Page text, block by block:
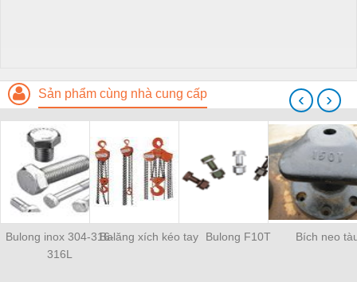
Sản phẩm cùng nhà cung cấp
Bulong inox 304-316-
316L
Balăng xích kéo tay Bulong F10T Bích neo
‹ ›